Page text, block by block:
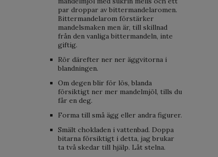
par droppar av bittermandelaromen.
Bittermandelarom förstärker
mandelsmaken men är, till skillnad
från den vanliga bittermandeln, inte
giftig.
Rör därefter ner ner äggvitorna i
blandningen.
Om degen blir för lös, blanda
försiktigt ner mer mandelmjöl, tills du
får en deg.
Forma till små ägg eller andra figurer.
Smält chokladen i vattenbad. Doppa
bitarna försiktigt i detta, jag brukar
ta två skedar till hjälp. Låt stelna.